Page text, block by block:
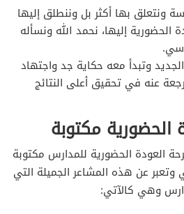
ونتعلق بها أكثر بل وننطلق إليها
الحضورية إليها، نحمد الله ونسأله
وتبدأ معه حكاية جد واجتهاد
عنه في تحقيق أعلى النتائج
مكتوبة
العودة الحضورية للمدارس مكتوبة
عن هذه المشاعر الجميلة التي
وهي كالآتي: